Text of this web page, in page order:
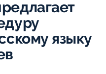
языку